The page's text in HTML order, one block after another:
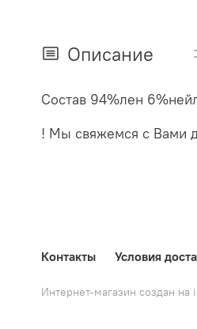
Описание
Состав 94%лен
! Мы свяжемся с Вами
Контакты Условия
Интернет-магазин создан на